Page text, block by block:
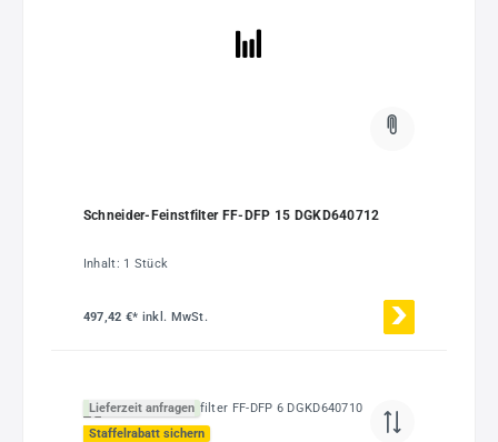
Schneider-Feinstfilter FF-DFP 15 DGKD640712
Inhalt: 1 Stück
497,42 €* inkl. MwSt.
Lieferzeit anfragen
Staffelrabatt sichern